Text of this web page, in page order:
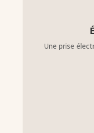
Une prise